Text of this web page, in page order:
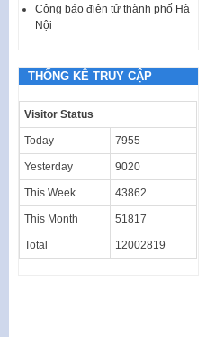
Công báo điện tử thành phố Hà
Nội
THỐNG KÊ TRUY CẬP
Visitor Status
Today 7955
Yesterday 9020
This Week 43862
This Month 51817
Total 12002819